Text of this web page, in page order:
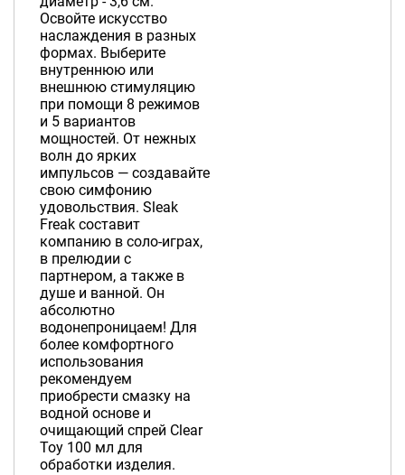
Освойте искусство
наслаждения в разных
формах. Выберите
внутреннюю или
внешнюю стимуляцию
при помощи 8 режимов
и 5 вариантов
мощностей. От нежных
волн до ярких
импульсов — создавайте
свою симфонию
удовольствия. Sleak
Freak составит
компанию в соло-играх,
в прелюдии с
партнером, а также в
душе и ванной. Он
абсолютно
водонепроницаем! Для
более комфортного
использования
рекомендуем
приобрести смазку на
водной основе и
очищающий спрей Clear
Toy 100 мл для
обработки изделия.